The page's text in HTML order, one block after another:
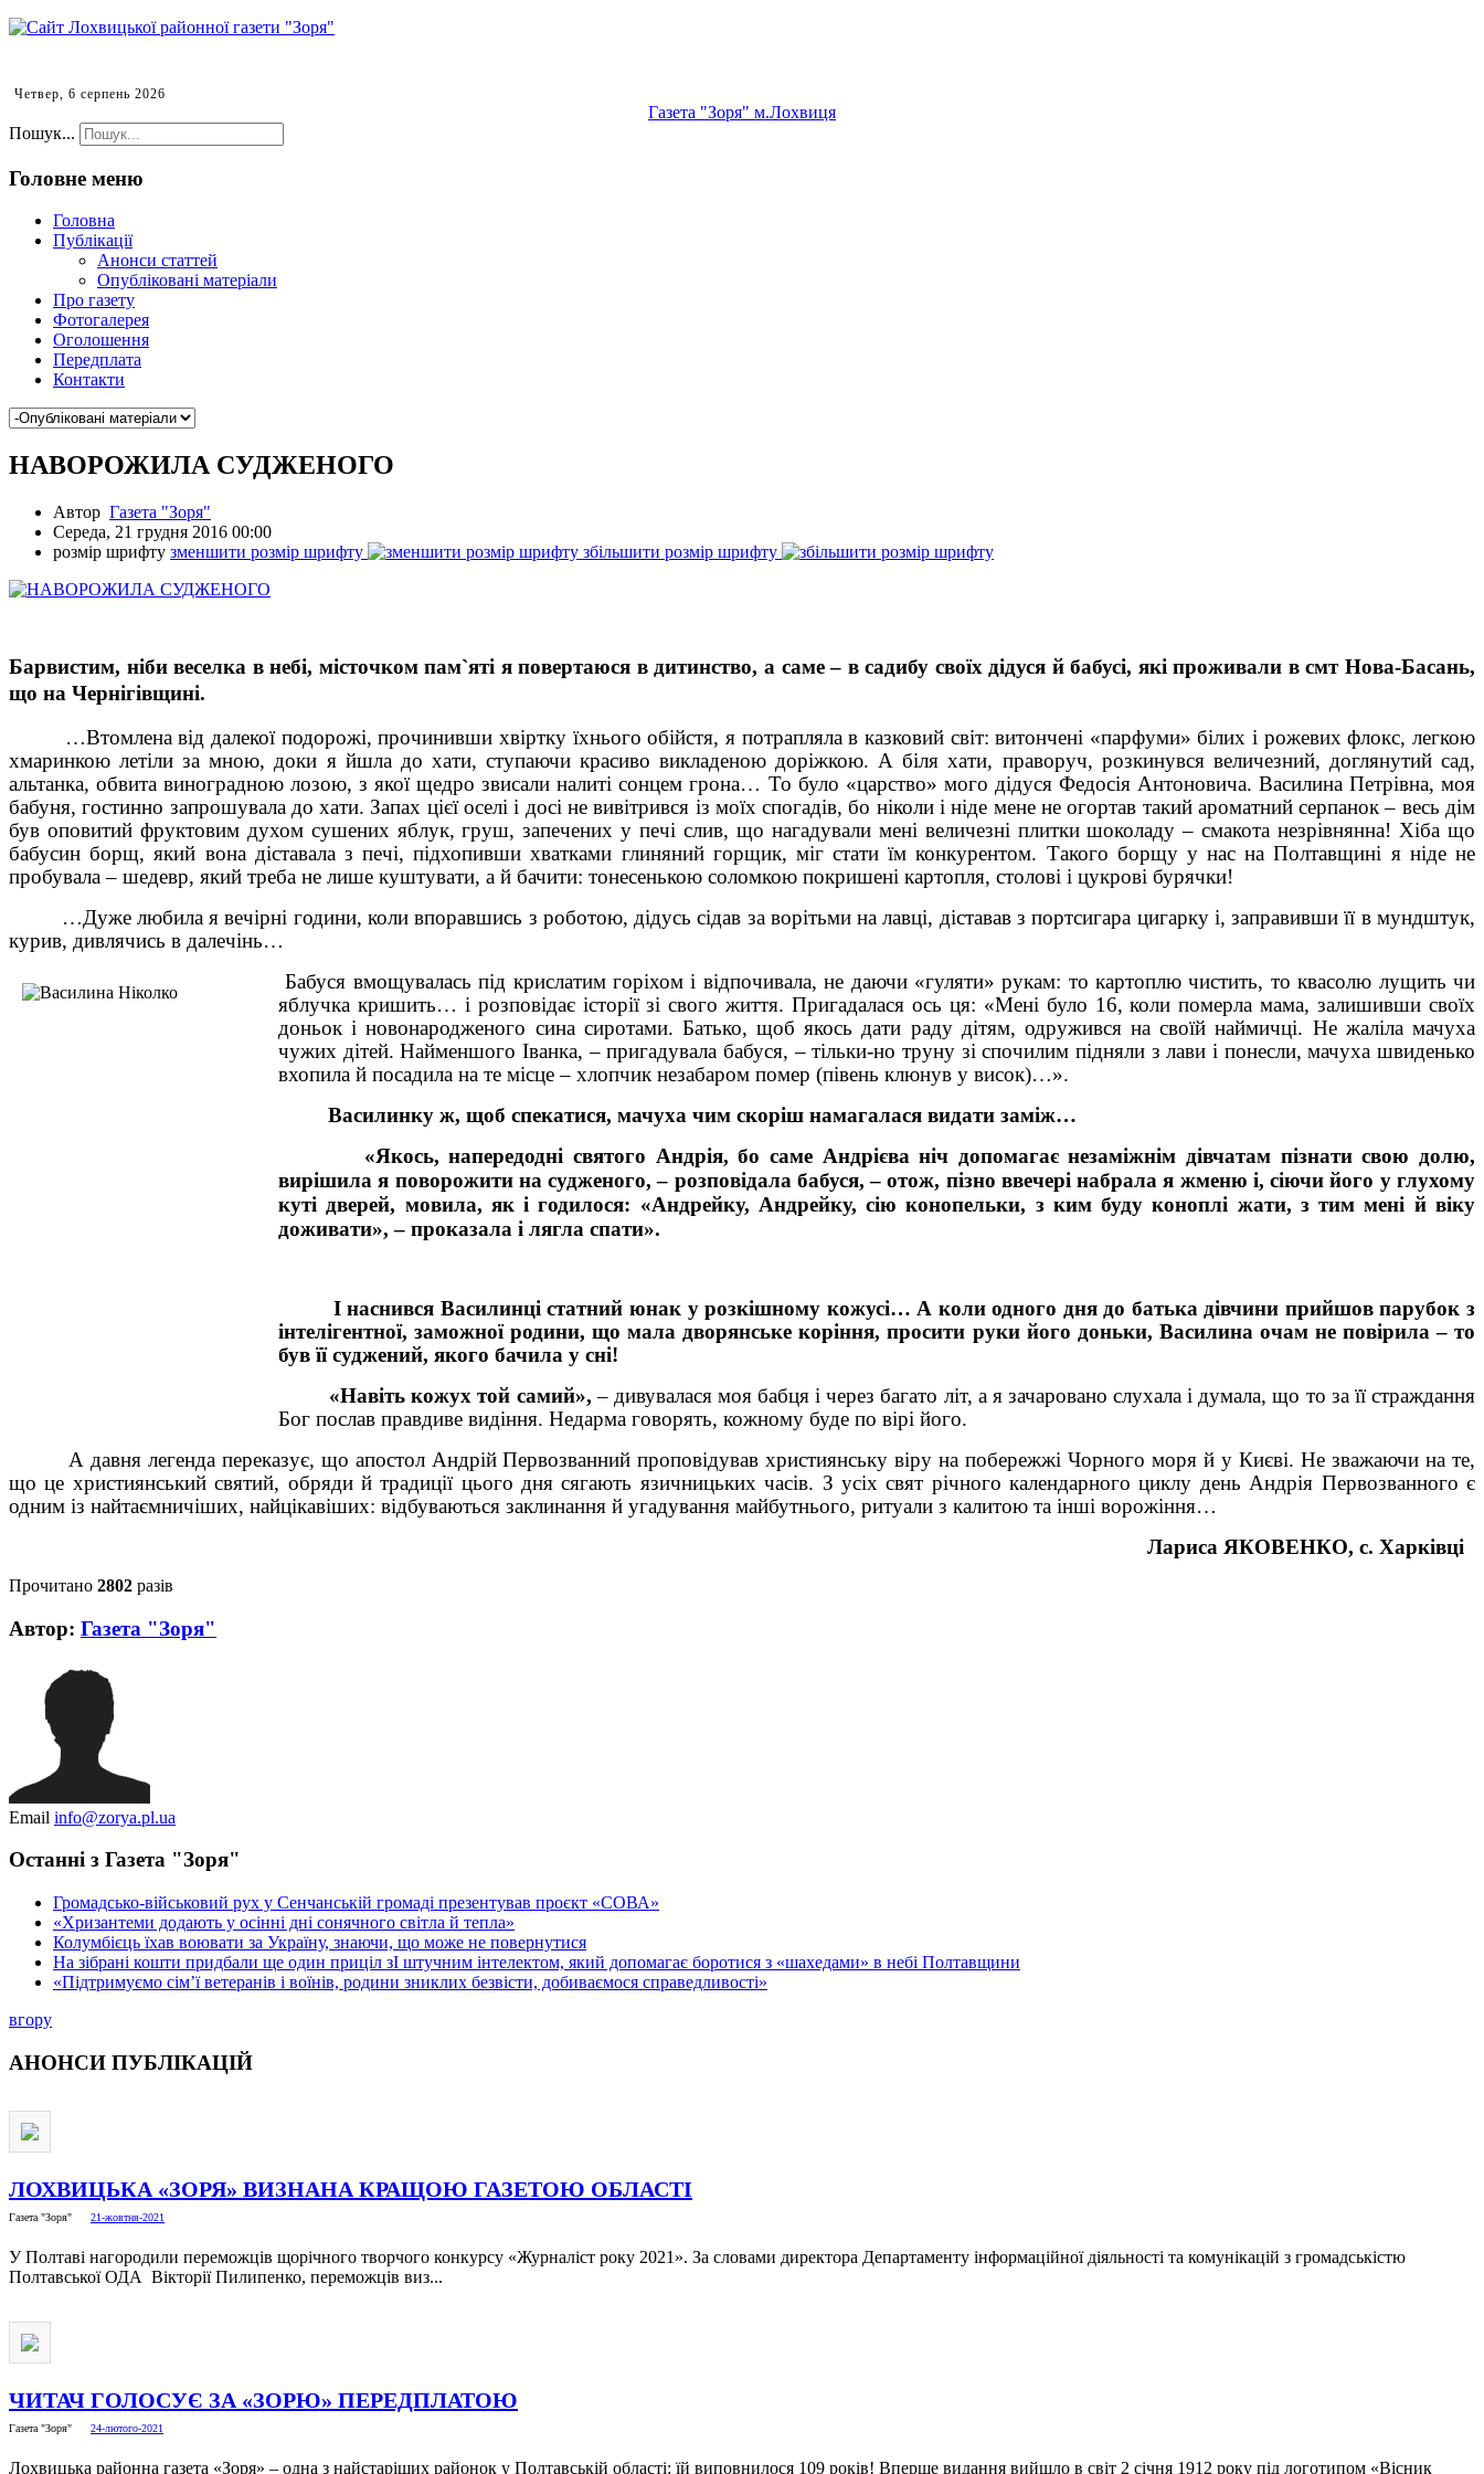
Четвер, 6 серпень 2026
Газета "Зоря" м.Лохвиця
Пошук...
Головне меню
Головна
Публікації
Анонси статтей
Опубліковані матеріали
Про газету
Фотогалерея
Оголошення
Передплата
Контакти
НАВОРОЖИЛА СУДЖЕНОГО
Автор Газета "Зоря"
Середа, 21 грудня 2016 00:00
розмір шрифту зменшити розмір шрифту збільшити розмір шрифту
Барвистим, ніби веселка в небі, місточком пам`яті я повертаюся в дитинство, а саме – в садибу своїх дідуся й бабусі, які проживали в смт Нова-Басань,
що на Чернігівщині.
…Втомлена від далекої подорожі, прочинивши хвіртку їхнього обійстя, я потрапляла в казковий світ: витончені «парфуми» білих і рожевих флокс, легкою
хмаринкою летіли за мною, доки я йшла до хати, ступаючи красиво викладеною доріжкою. А біля хати, праворуч, розкинувся величезний, доглянутий сад,
альтанка, обвита виноградною лозою, з якої щедро звисали налиті сонцем грона… То було «царство» мого дідуся Федосія Антоновича. Василина Петрівна, моя
бабуня, гостинно запрошувала до хати. Запах цієї оселі і досі не вивітрився із моїх спогадів, бо ніколи і ніде мене не огортав такий ароматний серпанок – весь дім
був оповитий фруктовим духом сушених яблук, груш, запечених у печі слив, що нагадували мені величезні плитки шоколаду – смакота незрівнянна! Хіба що
бабусин борщ, який вона діставала з печі, підхопивши хватками глиняний горщик, міг стати їм конкурентом. Такого борщу у нас на Полтавщині я ніде не
пробувала – шедевр, який треба не лише куштувати, а й бачити: тонесенькою соломкою покришені картопля, столові і цукрові бурячки!
…Дуже любила я вечірні години, коли впоравшись з роботою, дідусь сідав за ворітьми на лавці, діставав з портсигара цигарку і, заправивши її в мундштук,
курив, дивлячись в далечінь…
Бабуся вмощувалась під крислатим горіхом і відпочивала, не даючи «гуляти» рукам: то картоплю чистить, то квасолю лущить чи
яблучка кришить… і розповідає історії зі свого життя. Пригадалася ось ця: «Мені було 16, коли померла мама, залишивши своїх
доньок і новонародженого сина сиротами. Батько, щоб якось дати раду дітям, одружився на своїй наймичці. Не жаліла мачуха
чужих дітей. Найменшого Іванка, – пригадувала бабуся, – тільки-но труну зі спочилим підняли з лави і понесли, мачуха швиденько
вхопила й посадила на те місце – хлопчик незабаром помер (півень клюнув у висок)…».
Василинку ж, щоб спекатися, мачуха чим скоріш намагалася видати заміж…
«Якось, напередодні святого Андрія, бо саме Андрієва ніч допомагає незаміжнім дівчатам пізнати свою долю,
вирішила я поворожити на судженого, – розповідала бабуся, – отож, пізно ввечері набрала я жменю і, сіючи його у глухому
куті дверей, мовила, як і годилося: «Андрейку, Андрейку, сію конопельки, з ким буду коноплі жати, з тим мені й віку
доживати», – проказала і лягла спати».
І наснився Василинці статний юнак у розкішному кожусі… А коли одного дня до батька дівчини прийшов парубок з
інтелігентної, заможної родини, що мала дворянське коріння, просити руки його доньки, Василина очам не повірила – то
був її суджений, якого бачила у сні!
«Навіть кожух той самий», – дивувалася моя бабця і через багато літ, а я зачаровано слухала і думала, що то за її страждання
Бог послав правдиве видіння. Недарма говорять, кожному буде по вірі його.
А давня легенда переказує, що апостол Андрій Первозванний проповідував християнську віру на побережжі Чорного моря й у Києві. Не зважаючи на те,
що це християнський святий, обряди й традиції цього дня сягають язичницьких часів. З усіх свят річного календарного циклу день Андрія Первозванного є
одним із найтаємничіших, найцікавіших: відбуваються заклинання й угадування майбутнього, ритуали з калитою та інші ворожіння…
Лариса ЯКОВЕНКО, с. Харківці
Прочитано 2802 разів
Автор: Газета "Зоря"
Email info@zorya.pl.ua
Останні з Газета "Зоря"
Громадсько-військовий рух у Сенчанській громаді презентував проєкт «СОВА»
«Хризантеми додають у осінні дні сонячного світла й тепла»
Колумбієць їхав воювати за Україну, знаючи, що може не повернутися
На зібрані кошти придбали ще один приціл зІ штучним інтелектом, який допомагає боротися з «шахедами» в небі Полтавщини
«Підтримуємо сім’ї ветеранів і воїнів, родини зниклих безвісти, добиваємося справедливості»
вгору
АНОНСИ ПУБЛІКАЦІЙ
ЛОХВИЦЬКА «ЗОРЯ» ВИЗНАНА КРАЩОЮ ГАЗЕТОЮ ОБЛАСТІ
Газета "Зоря" 21-жовтня-2021
У Полтаві нагородили переможців щорічного творчого конкурсу «Журналіст року 2021». За словами директора Департаменту інформаційної діяльності та комунікацій з громадськістю
Полтавської ОДА Вікторії Пилипенко, переможців виз...
ЧИТАЧ ГОЛОСУЄ ЗА «ЗОРЮ» ПЕРЕДПЛАТОЮ
Газета "Зоря" 24-лютого-2021
Лохвицька районна газета «Зоря» – одна з найстаріших районок у Полтавській області: їй виповнилося 109 років! Вперше видання вийшло в світ 2 січня 1912 року під логотипом «Вісник